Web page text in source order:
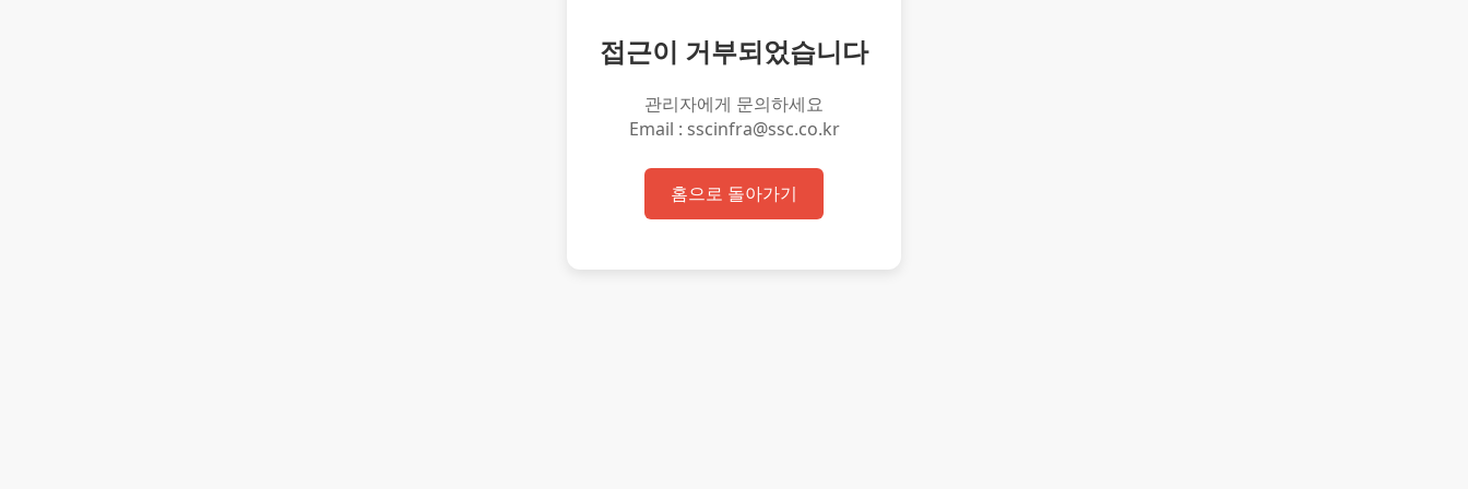
접근이 거부되었습니다
관리자에게 문의하세요
Email : sscinfra@ssc.co.kr
홈으로 돌아가기